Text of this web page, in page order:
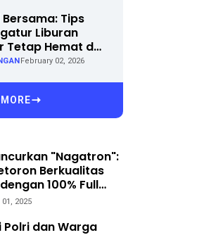
Tips
Liburan
Tetap Hemat dan
February 02, 2026
"Nagatron":
Berkualitas
100% Full
01, 2025
Polri dan Warga